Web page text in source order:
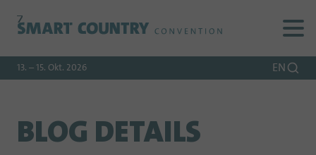
Zur
Zur
Zum
13. – 15. Okt. 2026 EN
BLOG DETAILS